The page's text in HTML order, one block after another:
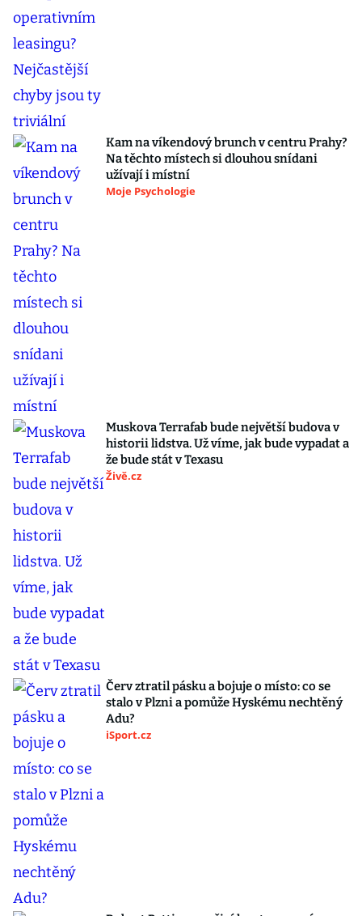
Kam na víkendový brunch v centru Prahy?
Na těchto místech si dlouhou snídani
užívají i místní
Moje Psychologie
Muskova Terrafab bude největší budova v
historii lidstva. Už víme, jak bude vypadat a
že bude stát v Texasu
Živě.cz
Červ ztratil pásku a bojuje o místo: co se
stalo v Plzni a pomůže Hyskému nechtěný
Adu?
iSport.cz